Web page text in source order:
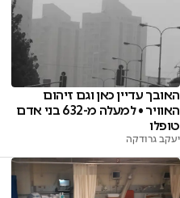
האובך עדיין כאן וגם זיהום
האוויר • למעלה מ-632 בני אדם
טופלו
יעקב גרודקה